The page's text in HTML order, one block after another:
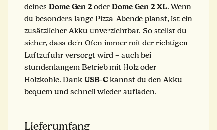
deines Dome Gen 2 oder Dome Gen 2 XL. Wenn
du besonders lange Pizza-Abende planst, ist ein
zusätzlicher Akku unverzichtbar. So stellst du
sicher, dass dein Ofen immer mit der richtigen
Luftzufuhr versorgt wird – auch bei
stundenlangem Betrieb mit Holz oder
Holzkohle. Dank USB-C kannst du den Akku
bequem und schnell wieder aufladen.
Lieferumfang